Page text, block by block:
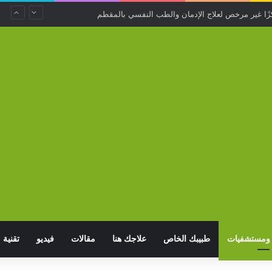
طبيبك الخاص علاجك هنا مقالات فيديو تقنية